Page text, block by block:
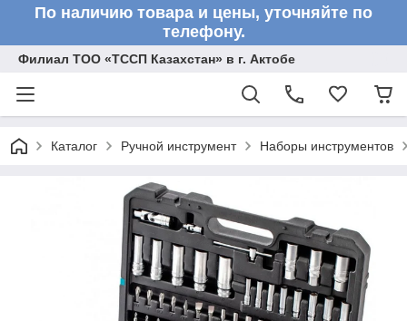
По наличию товара и цены, уточняйте по
телефону.
Филиал ТОО «ТССП Казахстан» в г. Актобе
Каталог Ручной инструмент Наборы инструментов